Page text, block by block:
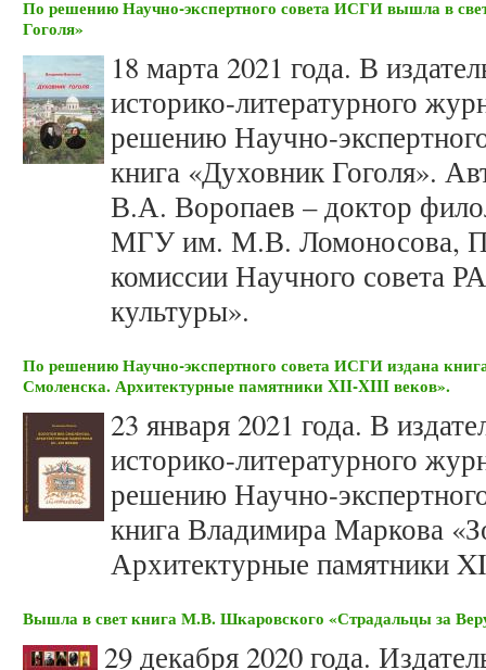
По решению Научно-экспертного совета ИСГИ вышла в
Гоголя»
18 марта 2021 года. В
историко-литературного
решению Научно-
книга «Духовник Гоголя».
В.А. Воропаев – доктор
МГУ им. М.В. Ломоносова,
комиссии Научного совета
культуры».
По решению Научно-экспертного совета ИСГИ издана
Смоленска. Архитектурные памятники XII-XIII веков».
23 января 2021 года. В
историко-литературного
решению Научно-
книга Владимира Маркова
Архитектурные памятники
Вышла в свет книга М.В. Шкаровского «Страдальцы за
29 декабря 2020 года.